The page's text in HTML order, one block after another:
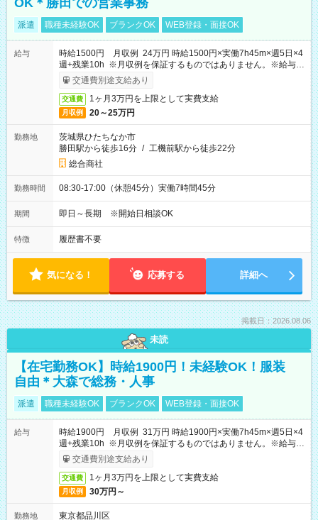
OK＊勝田での営業事務
派遣 職種未経験OK ブランクOK WEB登録・面接OK
給与
時給1500円 月収例 24万円 時給1500円×実働7h45m×週5日×4
週+残業10h ※月収例を保証するものではありません。※給与即
受取りサービス利用可（利用条件有）
交通費別途支給あり
交通費 1ヶ月3万円を上限として実費支給
月収例 20～25万円
勤務地
茨城県ひたちなか市
勝田駅から徒歩16分 / 工機前駅から徒歩22分
総合商社
勤務時間 08:30-17:00（休憩45分）実働7時間45分
期間 即日～長期 ※開始日相談OK
特徴 履歴書不要
気になる！ 応募する 詳細へ
掲載日：2026.08.06
未読
【在宅勤務OK】時給1900円！未経験OK！服装
自由＊大森で総務・人事
派遣 職種未経験OK ブランクOK WEB登録・面接OK
給与
時給1900円 月収例 31万円 時給1900円×実働7h45m×週5日×4
週+残業10h ※月収例を保証するものではありません。※給与即
受取りサービス利用可（利用条件有）
交通費別途支給あり
交通費 1ヶ月3万円を上限として実費支給
月収例 30万円～
勤務地
東京都品川区